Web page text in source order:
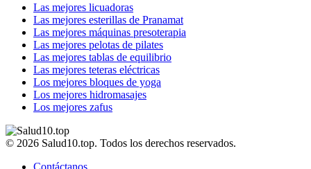
Las mejores licuadoras
Las mejores esterillas de Pranamat
Las mejores máquinas presoterapia
Las mejores pelotas de pilates
Las mejores tablas de equilibrio
Las mejores teteras eléctricas
Los mejores bloques de yoga
Los mejores hidromasajes
Los mejores zafus
© 2026 Salud10.top. Todos los derechos reservados.
Contáctanos